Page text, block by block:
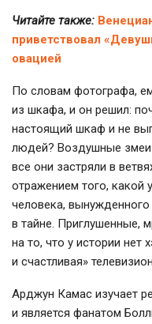
Читайте также:
приветствовал
овацией
По словам фотографа,
из шкафа, и он решил:
настоящий шкаф и не
людей? Воздушные
все они застряли в
отражением того,
человека,
в тайне. Приглушенные,
на то, что у истории нет
и счастливая»
Арджун Камас изучает
и является фанатом